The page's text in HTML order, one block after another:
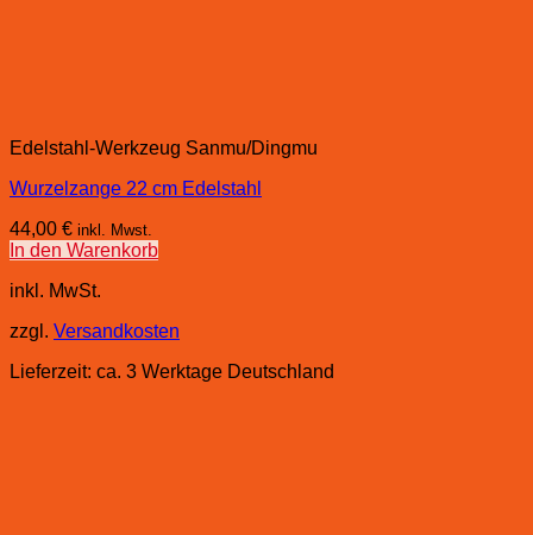
Edelstahl-Werkzeug Sanmu/Dingmu
Wurzelzange 22 cm Edelstahl
44,00 € inkl. Mwst.
In den Warenkorb
inkl. MwSt.
zzgl. Versandkosten
Lieferzeit: ca. 3 Werktage Deutschland